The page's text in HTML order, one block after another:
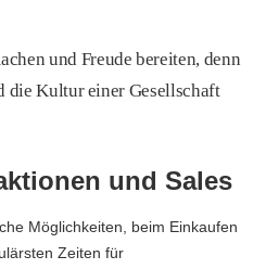
und Freude bereiten, denn
die Kultur einer Gesellschaft
und Sales
Möglichkeiten, beim Einkaufen
Zeiten für